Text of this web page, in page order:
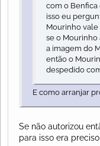
com o Benfica
isso eu
Mourinho vale
se o Mourinho
a imagem do
então o
despedido
E como arranjar
Se não autorizou
para isso era